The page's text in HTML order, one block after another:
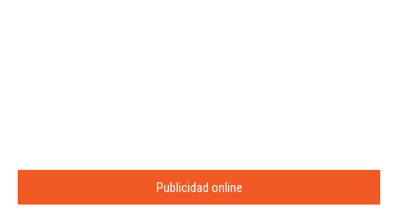
Publicidad online